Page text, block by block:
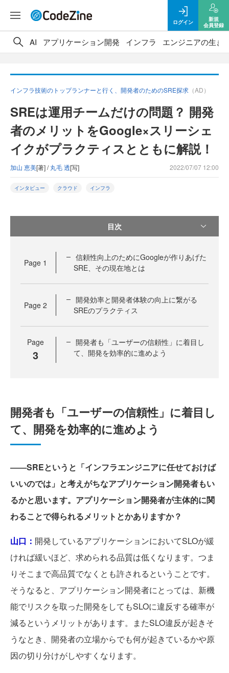
ログイン
新規
会員登録
AI アプリケーション開発 インフラ エンジニアの生き
インフラ技術のトップランナーと行く、開発者のためのSRE探求 （AD）
SREは運用チームだけの問題？ 開発
者のメリットをGoogle×スリーシェ
イクがプラクティスとともに解説！
加山 恵美[著] /丸毛 透[写] 2022/07/07 12:00
インタビュー クラウド インフラ
目次
Page 1
信頼性向上のためにGoogleが作りあげた
SRE、その現在地とは
Page 2
開発効率と開発者体験の向上に繋がる
SREのプラクティス
Page
3
開発者も「ユーザーの信頼性」に着目し
て、開発を効率的に進めよう
開発者も「ユーザーの信頼性」に着目し
て、開発を効率的に進めよう
――SREというと「インフラエンジニアに任せておけば
いいのでは」と考えがちなアプリケーション開発者もい
るかと思います。アプリケーション開発者が主体的に関
わることで得られるメリットとかありますか？
山口： 開発しているアプリケーションにおいてSLOが緩
ければ緩いほど、求められる品質は低くなります。つま
りそこまで高品質でなくとも許されるということです。
そうなると、アプリケーション開発者にとっては、新機
能でリスクを取った開発をしてもSLOに違反する確率が
減るというメリットがあります。またSLO違反が起きそ
うなとき、開発者の立場からでも何が起きているかや原
因の切り分けがしやすくなります。